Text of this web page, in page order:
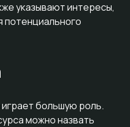
указывают интересы,
потенциального
большую роль.
можно назвать